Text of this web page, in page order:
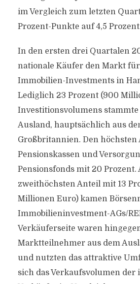
im Vergleich zum letzten
Prozent-Punkte auf 4,5
In den ersten drei Quartalen
nationale Käufer den Markt
Immobilien-Investments in
Lediglich 23 Prozent (900
Investitionsvolumens stammte
Ausland, hauptsächlich aus
Großbritannien. Den
Pensionskassen und
Pensionsfonds mit 20 Prozent.
zweithöchsten Anteil mit 13
Millionen Euro) kamen
Immobilieninvestment-AGs/
Verkäuferseite waren
Marktteilnehmer aus dem
und nutzten das attraktive
sich das Verkaufsvolumen